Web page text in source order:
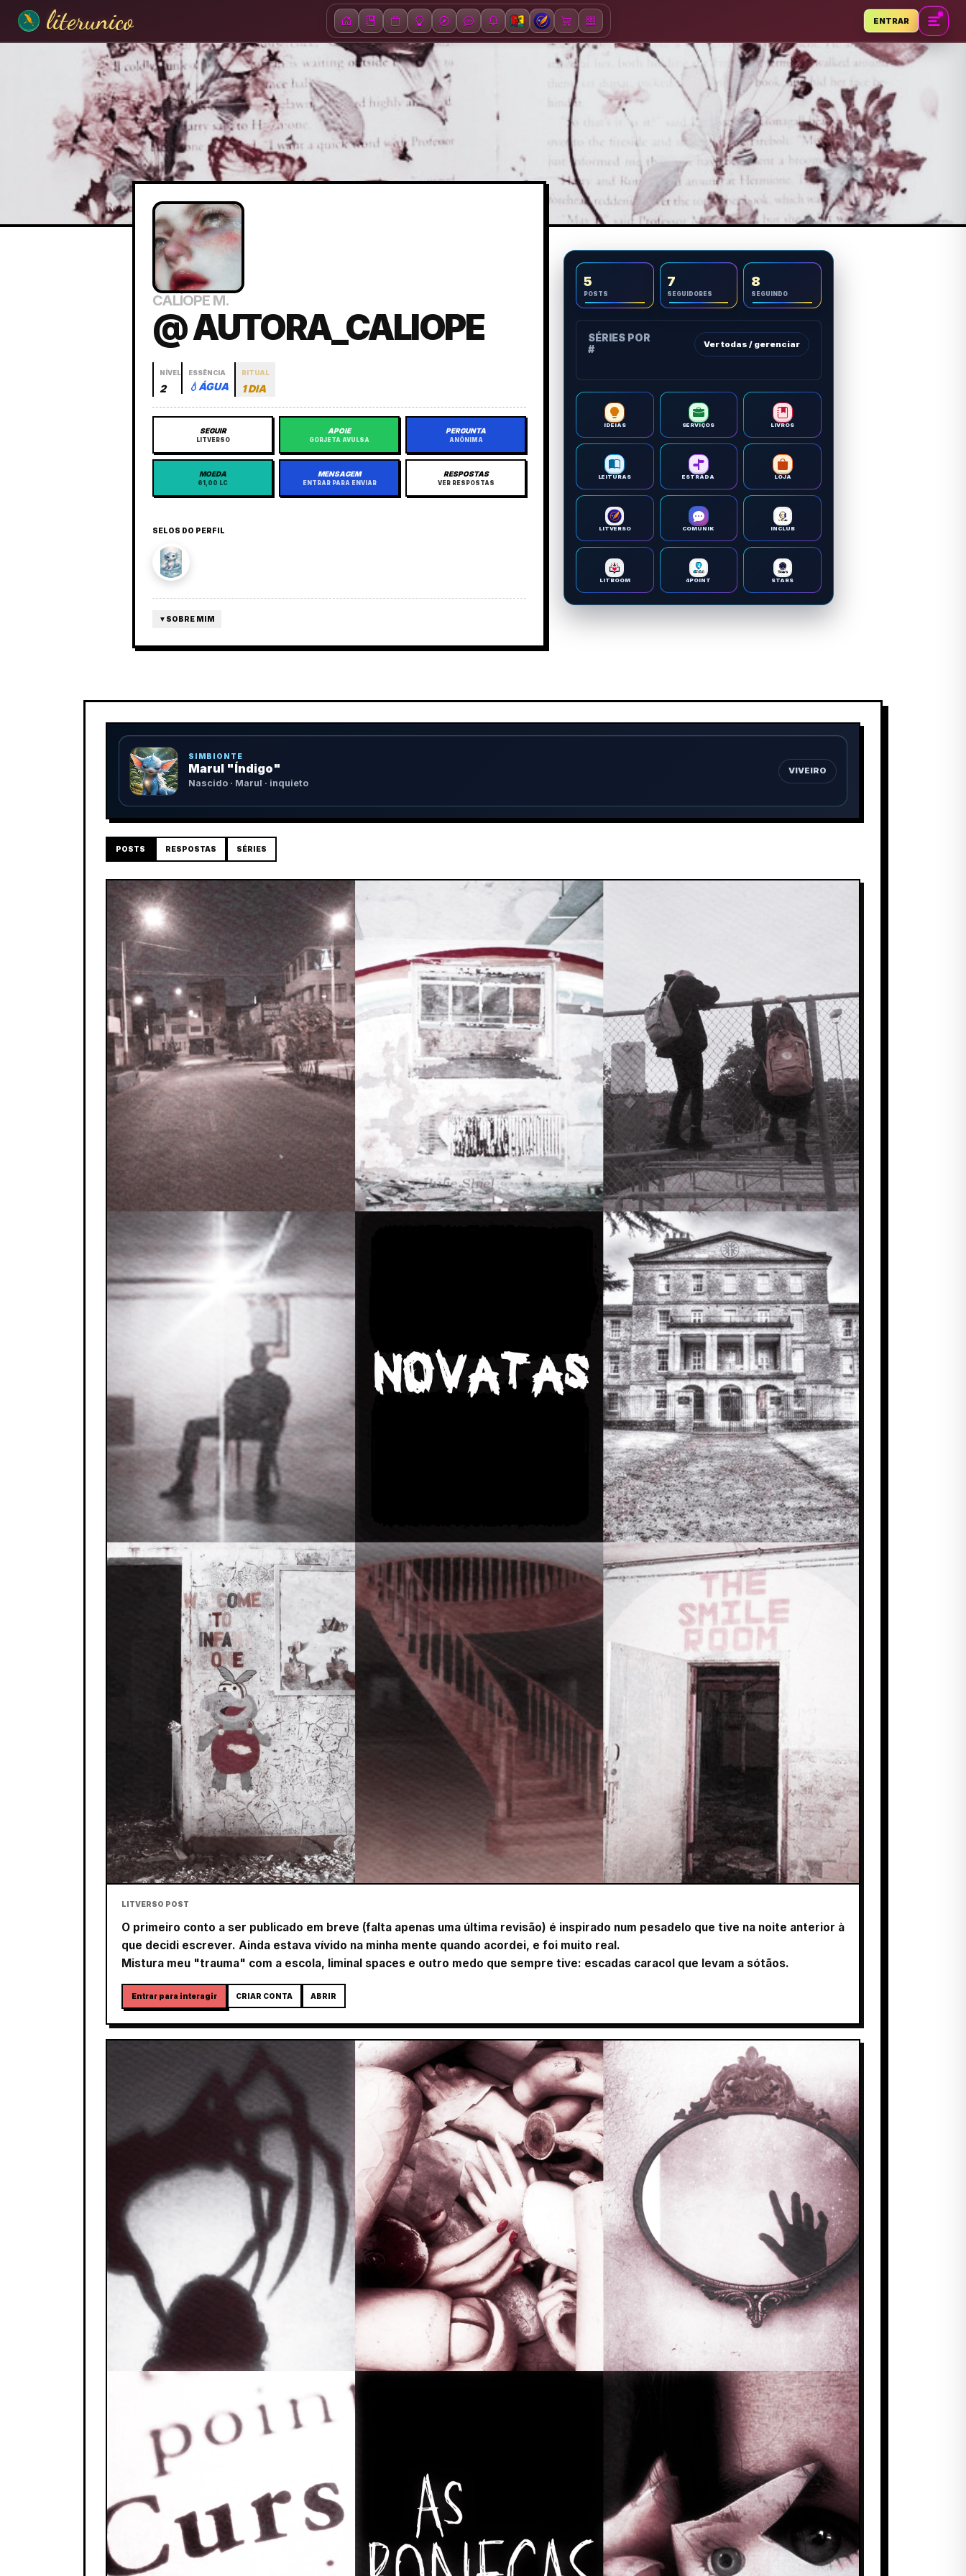
literunico ENTRAR
CALÍOPE M.
@ AUTORA_CALIOPE
NÍVEL
2
ESSÊNCIA
💧 ÁGUA
RITUAL
1 DIA
SEGUIR
LITVERSO
APOIE
GORJETA AVULSA
PERGUNTA
ANÔNIMA
MOEDA
61,00 LC
MENSAGEM
ENTRAR PARA ENVIAR
RESPOSTAS
VER RESPOSTAS
SELOS DO PERFIL
▼ SOBRE MIM
5
POSTS
7
SEGUIDORES
8
SEGUINDO
SÉRIES POR
#
Ver todas / gerenciar
IDEIAS SERVIÇOS LIVROS
LEITURAS ESTRADA LOJA
LITVERSO COMUNIK INCLUB
LITBOOM 4POINT STARS
SIMBIONTE
Marul "Índigo"
Nascido · Marul · inquieto
VIVEIRO
POSTS RESPOSTAS SÉRIES
LITVERSO POST
O primeiro conto a ser publicado em breve (falta apenas uma última revisão) é inspirado num pesadelo que tive na noite anterior à
que decidi escrever. Ainda estava vívido na minha mente quando acordei, e foi muito real.
Mistura meu "trauma" com a escola, liminal spaces e outro medo que sempre tive: escadas caracol que levam a sótãos.
Entrar para interagir CRIAR CONTA ABRIR